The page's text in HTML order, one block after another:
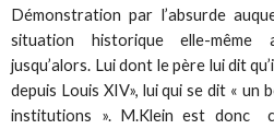
Démonstration par l’absurde
situation historique elle-
jusqu’alors. Lui dont le père lui dit
depuis Louis XIV», lui qui se dit « un
institutions ». M.Klein est donc